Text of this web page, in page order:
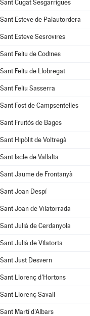
Sant Cugat Sesgarrigues
Sant Esteve de Palautordera
Sant Esteve Sesrovires
Sant Feliu de Codines
Sant Feliu de Llobregat
Sant Feliu Sasserra
Sant Fost de Campsentelles
Sant Fruitós de Bages
Sant Hipòlit de Voltregà
Sant Iscle de Vallalta
Sant Jaume de Frontanyà
Sant Joan Despí
Sant Joan de Vilatorrada
Sant Julià de Cerdanyola
Sant Julià de Vilatorta
Sant Just Desvern
Sant Llorenç d'Hortons
Sant Llorenç Savall
Sant Martí d'Albars